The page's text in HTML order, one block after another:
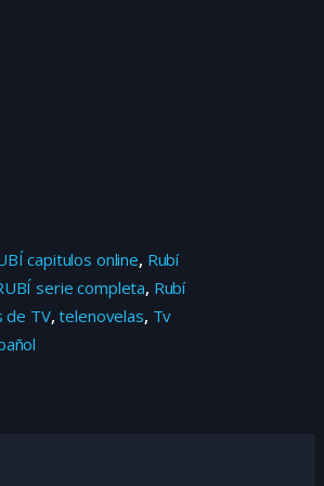
capitulos online, Rubí
serie completa, Rubí
de TV,telenovelas, Tv